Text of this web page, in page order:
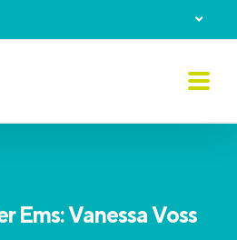
Ems: Vanessa Voss